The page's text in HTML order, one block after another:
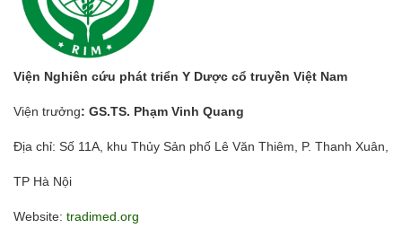
Viện Nghiên cứu phát triển Y Dược cổ truyền Việt Nam
Viện trưởng: GS.TS. Phạm Vinh Quang
Địa chỉ: Số 11A, khu Thủy Sản phố Lê Văn Thiêm, P. Thanh Xuân,
TP Hà Nội
Website: tradimed.org